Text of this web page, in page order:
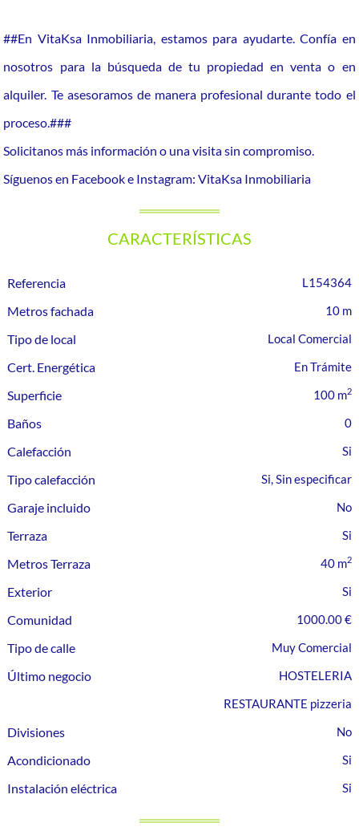
##En VitaKsa Inmobiliaria, estamos para ayudarte. Confía en
nosotros para la búsqueda de tu propiedad en venta o en
alquiler. Te asesoramos de manera profesional durante todo el
proceso.###
Solicitanos más información o una visita sin compromiso.
Síguenos en Facebook e Instagram: VitaKsa Inmobiliaria
CARACTERÍSTICAS
Referencia L154364
Metros fachada 10 m
Tipo de local Local Comercial
Cert. Energética En Trámite
Superficie 100 m2
Baños 0
Calefacción
Tipo calefacción
Si, Sin especificar
Garaje incluido
Terraza
Metros Terraza
40 m2
Exterior
Comunidad
1000.00 €
Tipo de calle Muy Comercial
Último negocio
HOSTELERIA
RESTAURANTE pizzeria
Divisiones
Acondicionado
Instalación eléctrica